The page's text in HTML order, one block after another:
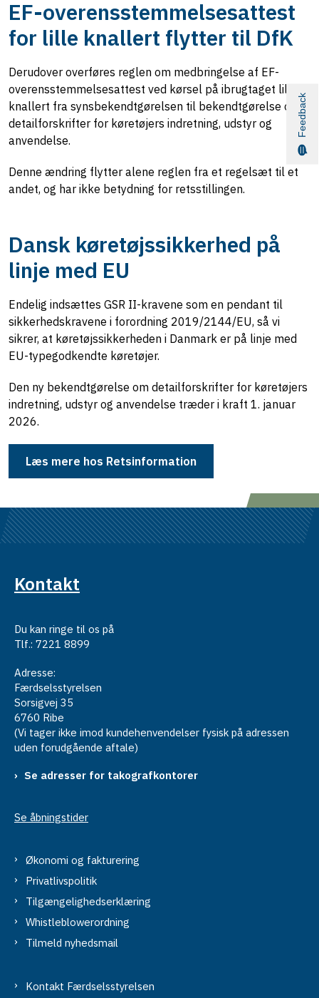
EF-overensstemmelsesattest
for lille knallert flytter til DfK
Derudover overføres reglen om medbringelse af EF-
overensstemmelsesattest ved kørsel på ibrugtaget lille
knallert fra synsbekendtgørelsen til bekendtgørelse om
detailforskrifter for køretøjers indretning, udstyr og
anvendelse.
Denne ændring flytter alene reglen fra et regelsæt til et
andet, og har ikke betydning for retsstillingen.
Dansk køretøjssikkerhed på
linje med EU
Endelig indsættes GSR II-kravene som en pendant til
sikkerhedskravene i forordning 2019/2144/EU, så vi
sikrer, at køretøjssikkerheden i Danmark er på linje med
EU-typegodkendte køretøjer.
Den ny bekendtgørelse om detailforskrifter for køretøjers
indretning, udstyr og anvendelse træder i kraft 1. januar
2026.
Læs mere hos Retsinformation
Kontakt
Du kan ringe til os på
Tlf.: 7221 8899
Adresse:
Færdselsstyrelsen
Sorsigvej 35
6760 Ribe
(Vi tager ikke imod kundehenvendelser fysisk på adressen
uden forudgående aftale)
Se adresser for takografkontorer
Se åbningstider
Økonomi og fakturering
Privatlivspolitik
Tilgængelighedserklæring
Whistleblowerordning
Tilmeld nyhedsmail
Kontakt Færdselsstyrelsen
Feedback